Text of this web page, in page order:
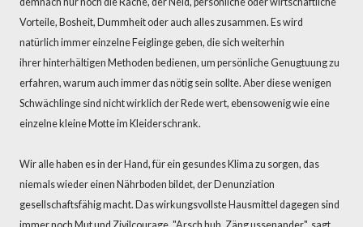
Vorteile, Bosheit, Dummheit oder auch alles zusammen. Es wird
natürlich immer einzelne Feiglinge geben, die sich weiterhin
ihrer hinterhältigen Methoden bedienen, um persönliche Genugtuung zu
erfahren, warum auch immer das nötig sein sollte. Aber diese wenigen
Schwächlinge sind nicht wirklich der Rede wert, ebensowenig wie eine
einzelne kleine Motte im Kleiderschrank.
Wir alle haben es in der Hand, für ein gesundes Klima zu sorgen, das
niemals wieder einen Nährboden bildet, der Denunziation
gesellschaftsfähig macht. Das wirkungsvollste Hausmittel dagegen sind